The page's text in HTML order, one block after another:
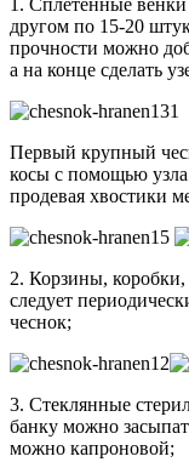
1. Сплетенные
другом по 15-20
прочности можно
а на конце сделать
Первый крупный
косы с помощью
продевая хвостики
2. Корзины,
следует
чеснок;
3. Стеклянные
банку можно
можно капроновой;